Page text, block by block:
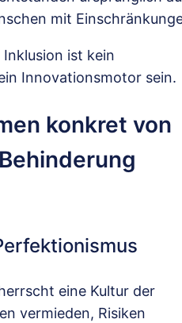
mit
ist kein
Innovationsmotor sein.
konkret von
eine Kultur der
vermieden, Risiken